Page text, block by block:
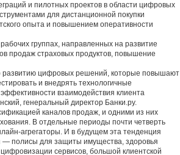
и пилотных проектов в области цифровых
для дистанционной покупки
опыта и повышением оперативности
группах, направленных на развитие
продаж страховых продуктов, повышение
развитию цифровых решений, которые повышают
и внедрять технологичные
взаимодействия клиента
генеральный директор Банки.ру.
каналов продаж, и одними из них
В отдельные периоды почти четверть
агрегаторы. И в будущем эта тенденция
— полисы для защиты имущества, здоровья
сервисов, большой клиентской